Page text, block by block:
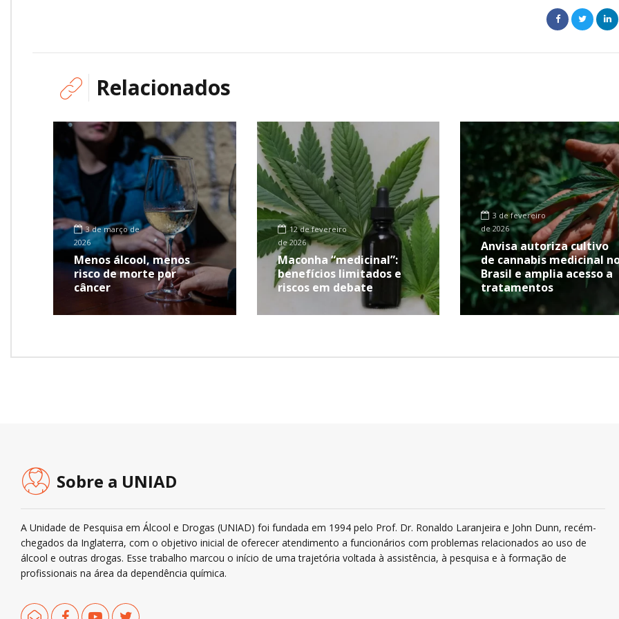
Relacionados
3 de março de
2026
Menos álcool, menos
risco de morte por
câncer
12 de fevereiro
de 2026
Maconha “medicinal”:
benefícios limitados e
riscos em debate
3 de fevereiro
de 2026
Anvisa autoriza cultivo
de cannabis medicinal
Brasil e amplia acesso a
tratamentos
Sobre a UNIAD
A Unidade de Pesquisa em Álcool e Drogas (UNIAD) foi fundada em 1994 pelo Prof. Dr. Ronaldo Laranjeira e John Dunn, recém-
chegados da Inglaterra, com o objetivo inicial de oferecer atendimento a funcionários com problemas relacionados ao uso de
álcool e outras drogas. Esse trabalho marcou o início de uma trajetória voltada à assistência, à pesquisa e à formação de
profissionais na área da dependência química.